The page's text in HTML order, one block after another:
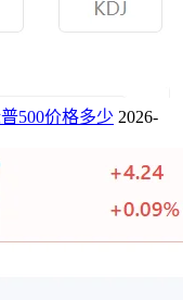
500价格多少 2026-